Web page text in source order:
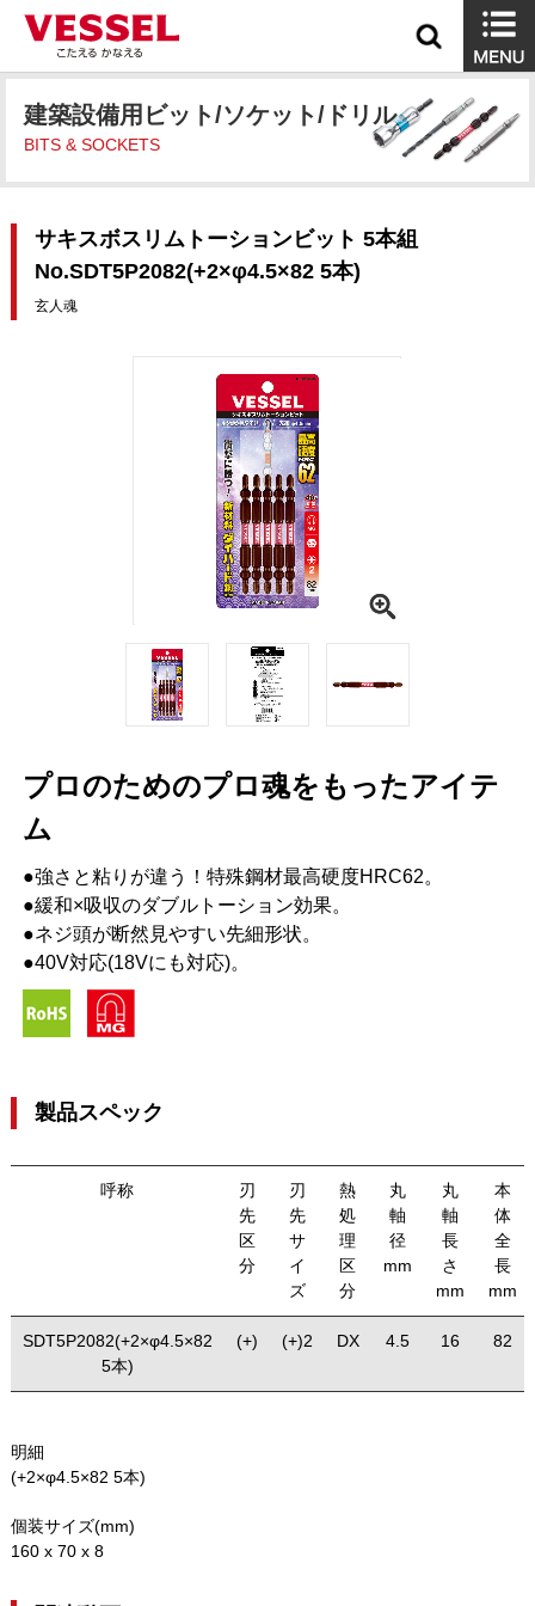
建築設備用ビット/ソケット/ドリル
BITS & SOCKETS
サキスボスリムトーションビット 5本組
No.SDT5P2082(+2×φ4.5×82 5本)
玄人魂
プロのためのプロ魂をもったアイテ
ム
●強さと粘りが違う！特殊鋼材最高硬度HRC62。
●緩和×吸収のダブルトーション効果。
●ネジ頭が断然見やすい先細形状。
●40V対応(18Vにも対応)。
製品スペック
呼称
刃
先
区
分
刃
先
サ
イ
ズ
熱
処
理
区
分
丸
軸
径
mm
丸
軸
長
さ
mm
本
体
全
長
mm
SDT5P2082(+2×φ4.5×82
5本)
(+) (+)2 DX 4.5 16 82
明細
(+2×φ4.5×82 5本)
個装サイズ(mm)
160 x 70 x 8